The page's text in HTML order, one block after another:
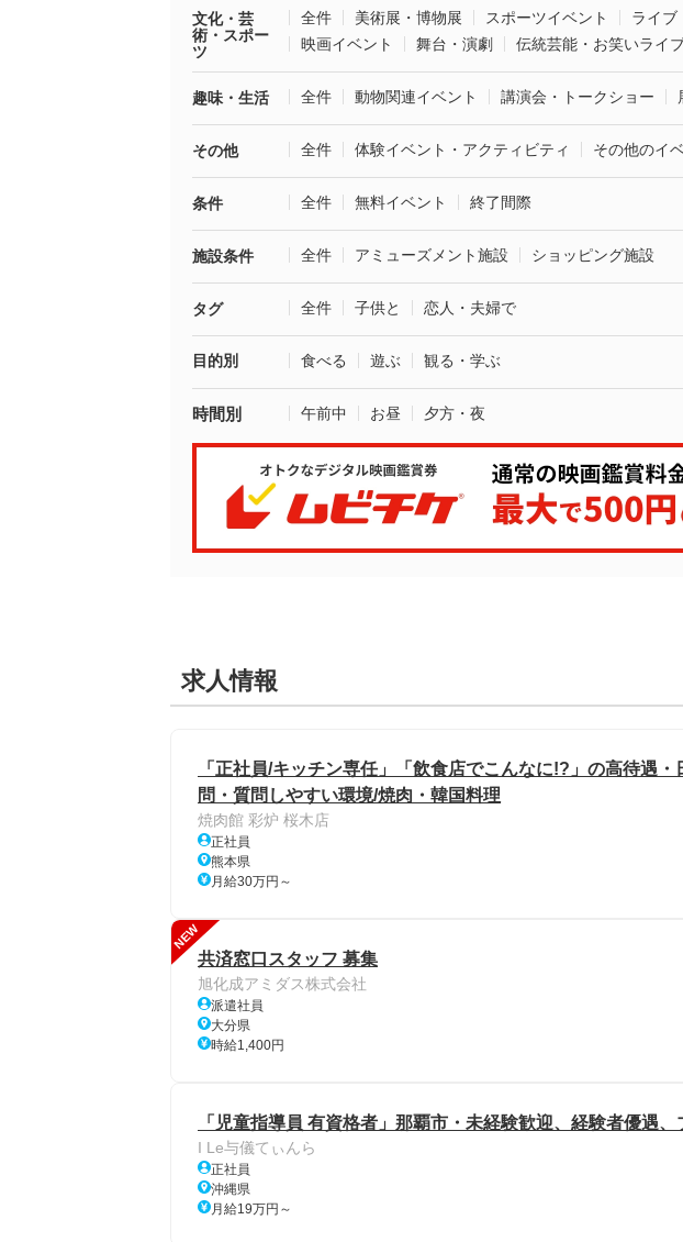
文化・芸
術・スポー
ツ
全件 美術展・博物展 スポーツイベント
ライブ
映画イベント
舞台・演劇 伝統芸能・お笑いライ
趣味・生活 全件 動物関連イベント 講演会・トークショー
その他 全件 体験イベント・アクティビティ その他のイ
条件 全件 無料イベント 終了間際
施設条件 全件 アミューズメント施設 ショッピング施設
タグ 全件 子供と 恋人・夫婦で
目的別 食べる 遊ぶ 観る・学ぶ
時間別 午前中 お昼 夕方・夜
求人情報
「正社員/キッチン専任」「飲食店でこんなに!?」の高待遇
問・質問しやすい環境/焼肉・韓国料理
焼肉館 彩炉 桜木店
正社員
熊本県
月給30万円～
NEW
共済窓口スタッフ 募集
旭化成アミダス株式会社
派遣社員
大分県
時給1,400円
「児童指導員 有資格者」那覇市・未経験歓迎、経験者優遇、
I Le与儀てぃんら
正社員
沖縄県
月給19万円～